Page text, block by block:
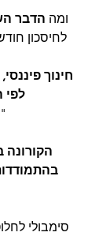
ומה הדבר
לחיסכון
חינוך
לפי
הקורונה
סימבולי